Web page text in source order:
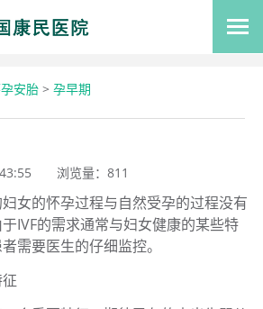
安胎 > 孕早期
浏览量： 811
女的怀孕过程与自然受孕的过程没有
IVF的需求通常与妇女健康的某些特
需要医生的仔细监控。